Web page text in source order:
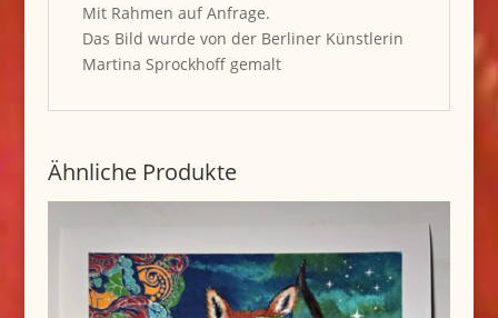
Mit Rahmen auf Anfrage.
Das Bild wurde von der Berliner Künstlerin
Martina Sprockhoff gemalt
Ähnliche Produkte